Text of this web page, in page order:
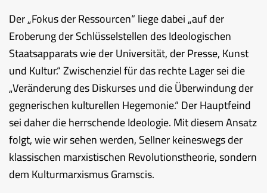
Der „Fokus der Ressourcen“ liege dabei „auf der
Eroberung der Schlüsselstellen des Ideologischen
Staatsapparats wie der Universität, der Presse, Kunst
und Kultur.“ Zwischenziel für das rechte Lager sei die
„Veränderung des Diskurses und die Überwindung der
gegnerischen kulturellen Hegemonie.“ Der Hauptfeind
sei daher die herrschende Ideologie. Mit diesem Ansatz
folgt, wie wir sehen werden, Sellner keineswegs der
klassischen marxistischen Revolutionstheorie, sondern
dem Kulturmarxismus Gramscis.